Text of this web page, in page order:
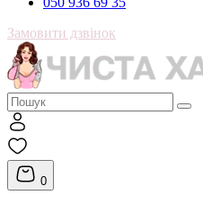
Замовити дзвінок
0